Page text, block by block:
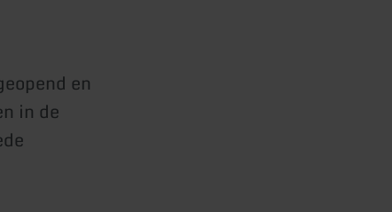
en
in de